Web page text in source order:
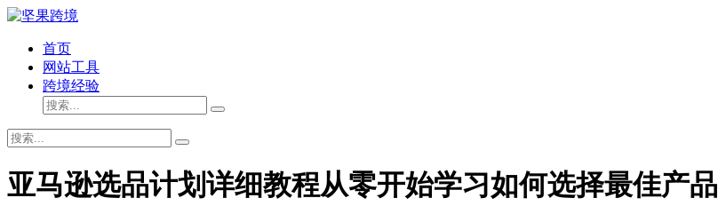
首页
网站工具
跨境经验
亚马逊选品计划详细教程从零开始学习如何选择最佳产品